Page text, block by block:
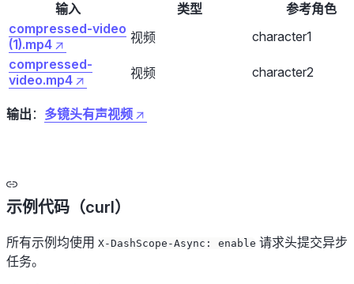
输入 类型
参考角色
compressed-video
(1).mp4
视频
character1
compressed-
video.mp4
视频 character2
输出 ： 多镜头有声视频
示例代码（curl）
所有示例均使用 X-DashScope-Async: enable 请求头提交异步
任务。